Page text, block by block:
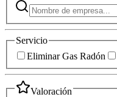
Servicio
Eliminar Gas Radón
Valoración